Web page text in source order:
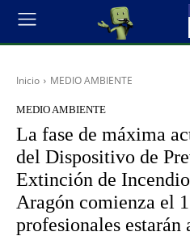
Inicio MEDIO AMBIENTE
MEDIO AMBIENTE
La fase de máxima
del Dispositivo de
Extinción de
Aragón comienza el
profesionales